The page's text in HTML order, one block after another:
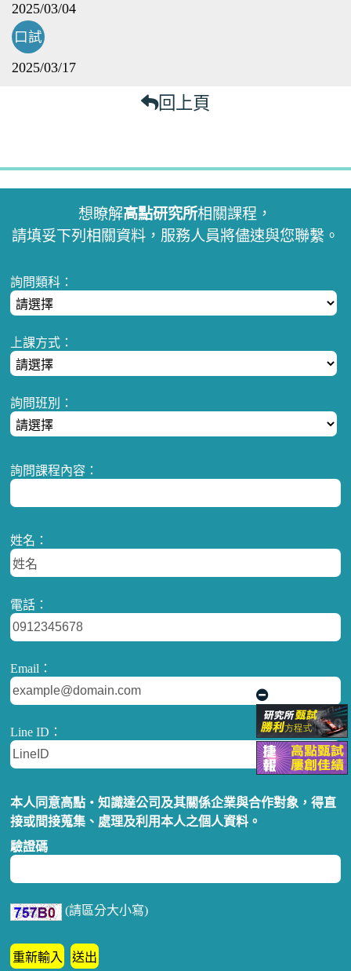
2025/03/04
口試
2025/03/17
回上頁
想瞭解高點研究所相關課程，
請填妥下列相關資料，服務人員將儘速與您聯繫。
詢問類科：
上課方式：
詢問班別：
詢問課程內容：
姓名：
電話：
Email：
Line ID：
本人同意高點‧知識達公司及其關係企業與合作對象，得直
接或間接蒐集、處理及利用本人之個人資料。
驗證碼
(請區分大小寫)